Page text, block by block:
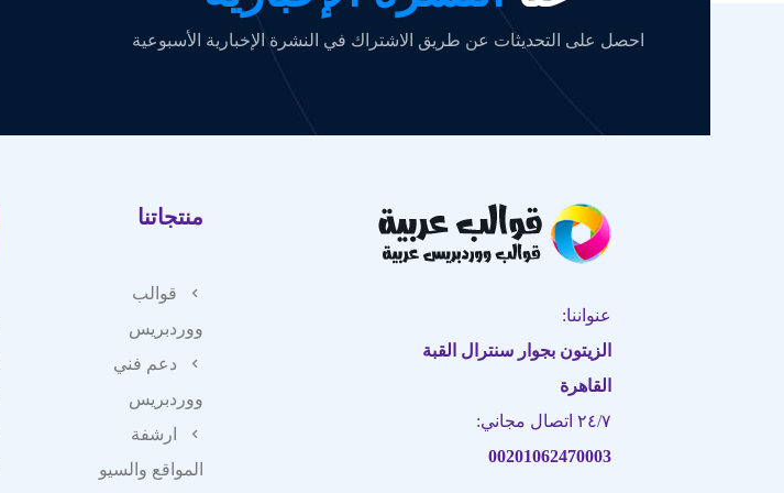
احصل على التحديثات عن طريق الاشتراك في النشرة الإخبارية الأسبوعية
عنواننا:
الزيتون بجوار سنترال القبة
القاهرة
٢٤/٧ اتصال مجاني:
00201062470003
منتجاتنا
قوالب
ووردبريس
دعم فني
ووردبريس
ارشفة
المواقع والسيو